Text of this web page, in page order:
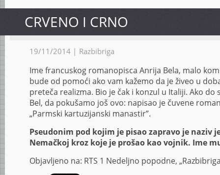
CRVENO I CRNO
19/11/2014 | Razbibriga
Ime francuskog romanopisca Anrija Bela, malo
bude od pomoći ako vam kažemo da je živeo u
preteča realizma. Bio je čak i konzul u Italiji. Ako
Bel, da pokušamo još ovo: napisao je čuvene
„Parmski kartuzijanski manastir”.
Pseudonim pod kojim je pisao zapravo je naziv
Nemačkoj kroz koje je prošao kao vojnik. Ime
Objavljeno na: RTS 1 Nedeljno popodne,